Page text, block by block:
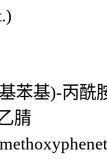
苯基)-丙酰
腈